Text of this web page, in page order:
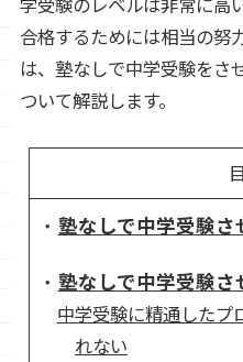
合格するためには相当の努
は、塾なしで中学受験をさ
ついて解説します。
塾なしで中学受験
塾なしで中学受験さ
中学受験に精通したプ
れない